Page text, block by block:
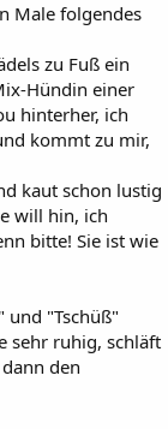
Male folgendes
zu Fuß ein
Hündin einer
hinterher, ich
kommt zu mir,
kaut schon lustig
will hin, ich
bitte! Sie ist wie
und "Tschüß"
sehr ruhig, schläft
den